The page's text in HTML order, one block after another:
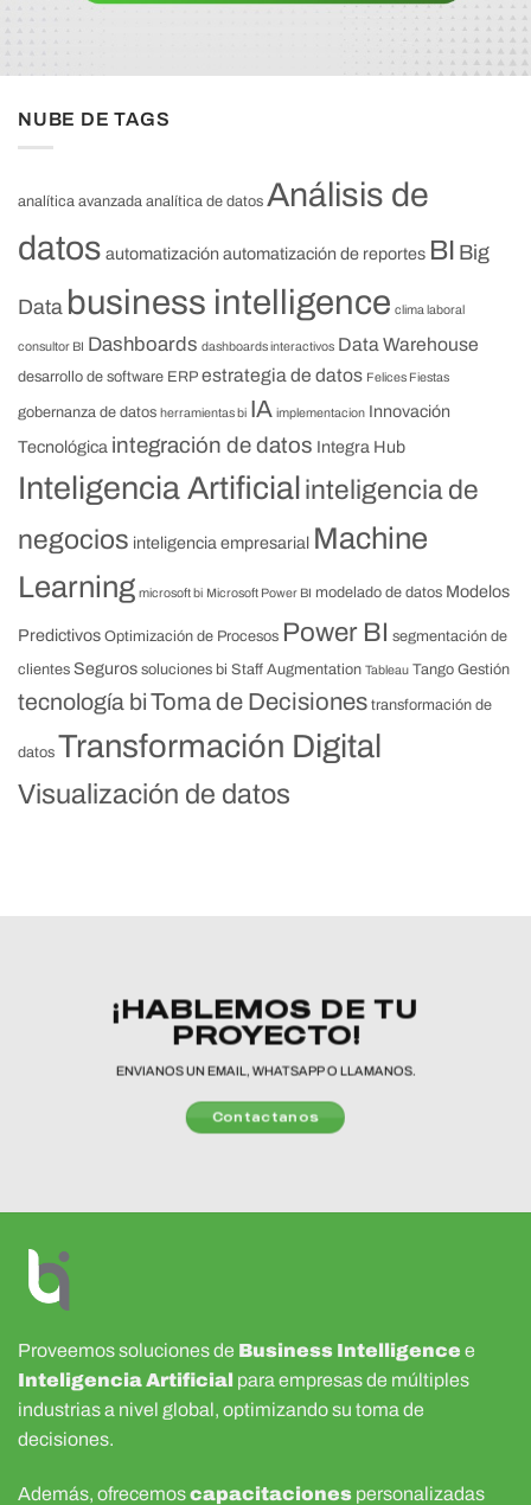
NUBE DE TAGS
analítica avanzada analítica de datos Análisis de
datos automatizaciónautomatización de reportes BI Big
Data business intelligence clima laboral
consultor BI Dashboards dashboards interactivos Data Warehouse
desarrollo de software ERP estrategia de datos Felices Fiestas
gobernanza de datos herramientas bi IA implementacion Innovación
Tecnológica integración de datos Integra Hub
Inteligencia Artificial inteligencia de
negocios inteligencia empresarial Machine
Learning microsoft bi Microsoft Power BI modelado de datos Modelos
Predictivos Optimización de Procesos Power BI segmentación de
clientes Seguros soluciones bi Staff Augmentation Tableau Tango Gestión
tecnología biToma de Decisiones transformación de
datos Transformación Digital
Visualización de datos
¡HABLEMOS DE TU
PROYECTO!
ENVIANOS UN EMAIL, WHATSAPP O LLAMANOS.
Contactanos
Proveemos soluciones de Business Intelligence e
Inteligencia Artificial para empresas de múltiples
industrias a nivel global, optimizando su toma de
decisiones.
Además, ofrecemoscapacitaciones personalizadas